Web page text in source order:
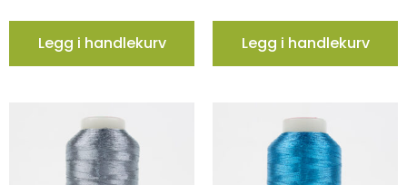
Legg i handlekurv Legg i handlekurv